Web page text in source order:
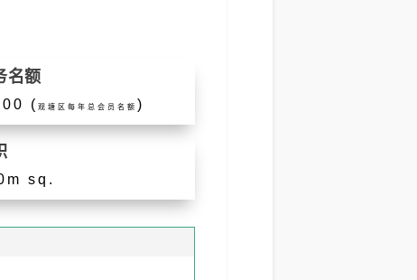
名额
( 观塘区每年总会员名额 )
sq.